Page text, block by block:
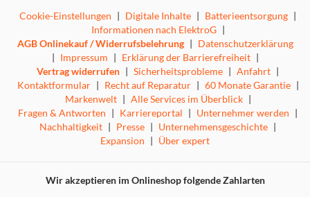
Cookie-Einstellungen | Digitale Inhalte | Batterieentsorgung |
Informationen nach ElektroG |
AGB Onlinekauf / Widerrufsbelehrung | Datenschutzerklärung
| Impressum | Erklärung der Barrierefreiheit |
Vertrag widerrufen | Sicherheitsprobleme | Anfahrt |
Kontaktformular | Recht auf Reparatur | 60 Monate Garantie |
Markenwelt | Alle Services im Überblick |
Fragen & Antworten | Karriereportal | Unternehmer werden |
Nachhaltigkeit | Presse | Unternehmensgeschichte |
Expansion | Über expert
Wir akzeptieren im Onlineshop folgende Zahlarten